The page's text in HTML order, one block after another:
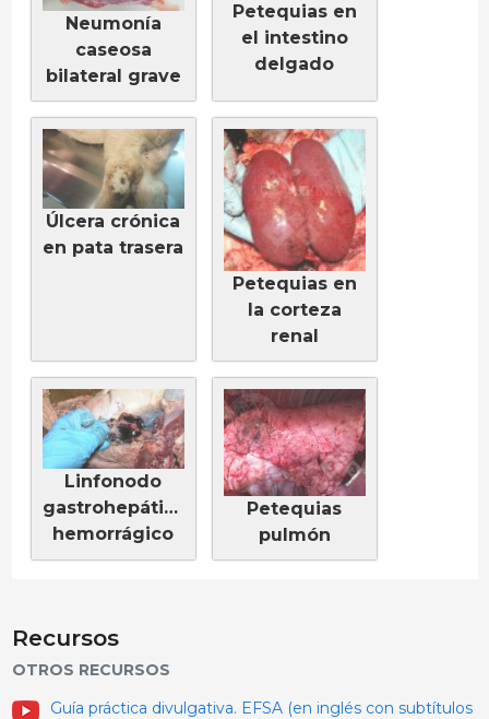
Neumonía
caseosa
bilateral grave
Petequias en
el intestino
delgado
Úlcera crónica
en pata trasera
Petequias en
la corteza
renal
Linfonodo
gastrohepático
hemorrágico
Petequias
pulmón
Recursos
OTROS RECURSOS
Guía práctica divulgativa. EFSA (en inglés con subtítulos